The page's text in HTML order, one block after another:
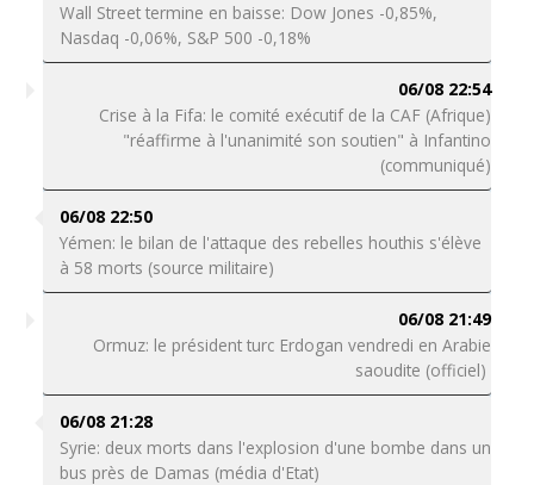
Wall Street termine en baisse: Dow Jones -0,85%,
Nasdaq -0,06%, S&P 500 -0,18%
06/08 22:54
Crise à la Fifa: le comité exécutif de la CAF (Afrique)
"réaffirme à l'unanimité son soutien" à Infantino
(communiqué)
06/08 22:50
Yémen: le bilan de l'attaque des rebelles houthis s'élève
à 58 morts (source militaire)
06/08 21:49
Ormuz: le président turc Erdogan vendredi en Arabie
saoudite (officiel)
06/08 21:28
Syrie: deux morts dans l'explosion d'une bombe dans un
bus près de Damas (média d'Etat)